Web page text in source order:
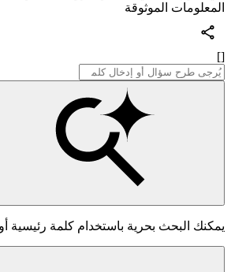
المعلومات الموثوقة
[]
يمكنك البحث بحرية باستخدام كلمة